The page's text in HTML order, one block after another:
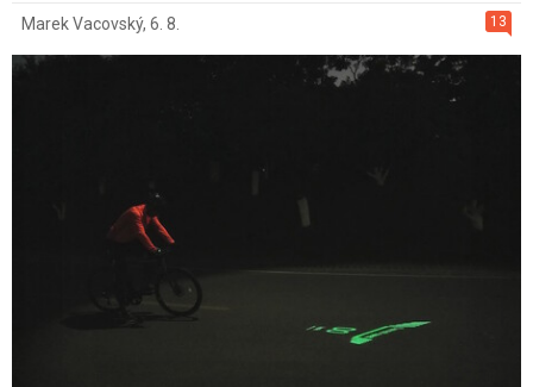
13
Marek Vacovský, 6. 8.